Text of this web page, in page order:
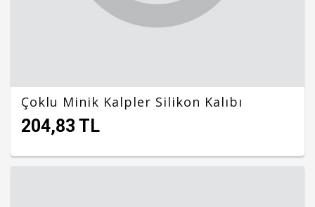
Çoklu Minik Kalpler Silikon Kalıbı
204,83 TL